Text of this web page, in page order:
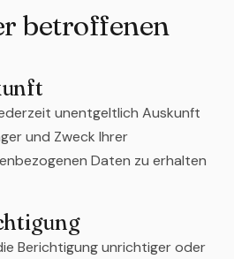
betroffenen
unentgeltlich Auskunft
und Zweck Ihrer
Daten zu erhalten
Berichtigung unrichtiger oder